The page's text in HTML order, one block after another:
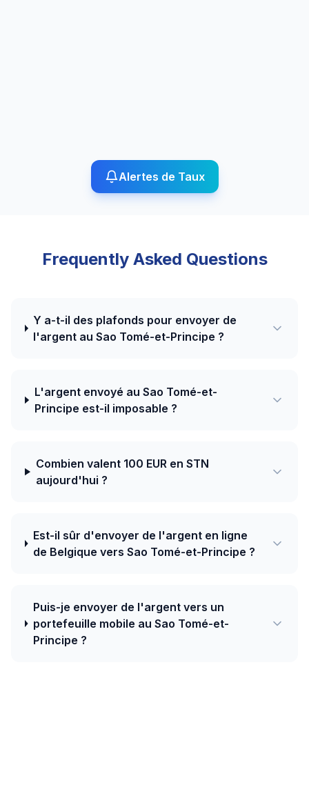
Alertes de Taux
Frequently Asked Questions
Y a-t-il des plafonds pour envoyer de
l'argent au Sao Tomé-et-Principe ?
L'argent envoyé au Sao Tomé-et-
Principe est-il imposable ?
Combien valent 100 EUR en STN
aujourd'hui ?
Est-il sûr d'envoyer de l'argent en ligne
de Belgique vers Sao Tomé-et-Principe ?
Puis-je envoyer de l'argent vers un
portefeuille mobile au Sao Tomé-et-
Principe ?